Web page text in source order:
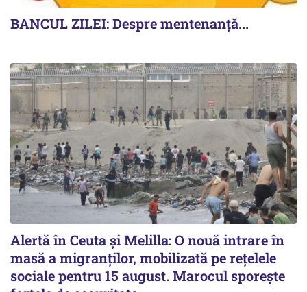
BANCUL ZILEI: Despre mentenanță...
Alertă în Ceuta și Melilla: O nouă intrare în
masă a migranților, mobilizată pe rețelele
sociale pentru 15 august. Marocul sporește